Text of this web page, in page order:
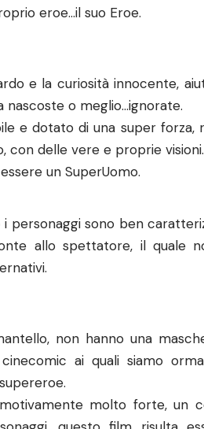
eroe…il suo Eroe.
e la curiosità innocente,
nascoste o meglio…ignorate.
e dotato di una super
delle vere e proprie visioni.
un SuperUomo.
i personaggi sono ben
allo spettatore, il quale
non hanno una
ai quali siamo
molto forte, un